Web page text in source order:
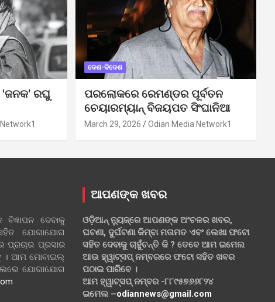
ରଘୁ
ଦେଶ-ବିଦେଶ
ପରଲୋକରେ ରେମଣ୍ଡର ପୂର୍ବତନ
ଚେୟାରମ୍ୟାନ୍ ବିଜୟପତ ସିଂଘାନିଆ
March 29, 2026 Odian Media Network1
ଦେବାକୁ
ଯୋଗାଯୋଗ
ପ୍ରସାର
। ଆମ ମୋବାଇଲ୍
ଯୋଗାଯୋଗ
ଆପଣଙ୍କ ଖବର
ଓଡ଼ିଆନ୍ ନ୍ୟୁଜ୍‌ରେ ଆପଣଙ୍କ ଅଂଚଳର ଖବର,
ଘଟଣା, ଦୁର୍ଘଟଣା କିମ୍ବା ମତାମତ ଏବଂ ଲେଖା ଫଟୋ
ସହିତ ଦେବାକୁ ଚାହୁଁଚନ୍ତି କି ? ତେବେ ଆମ ଇମେଲ
ଆଉ ହ୍ୱାଟ୍‌ସପ୍ ନମ୍ବରରେ ଫଟୋ ସହିତ ଖବର
ପଠାଇ ପାରିବେ ।
ଆମ ହ୍ୱାଟ୍‌ସପ୍ ନମ୍ବର -୮୮୯୫୭୬୬୮୨୪
ଇମେଲ –odiannews@gmail.com